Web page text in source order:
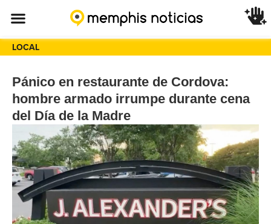
LOCAL
Pánico en restaurante de Cordova:
hombre armado irrumpe durante cena
del Día de la Madre